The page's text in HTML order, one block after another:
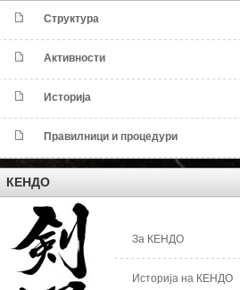
Структура
Активности
Историја
Правилници и процедури
КЕНДО
За КЕНДО
Историја на КЕНДО